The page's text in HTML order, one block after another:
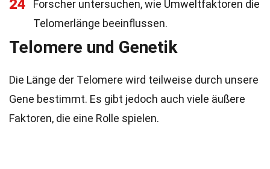
24
Forscher untersuchen, wie Umweltfaktoren die
Telomerlänge beeinflussen.
Telomere und Genetik
Die Länge der Telomere wird teilweise durch unsere
Gene bestimmt. Es gibt jedoch auch viele äußere
Faktoren, die eine Rolle spielen.